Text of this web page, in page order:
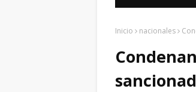
Inicio nacionales